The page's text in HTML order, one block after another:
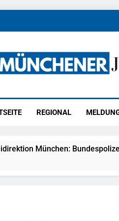
REGIONAL
München:
München: Notruf Per